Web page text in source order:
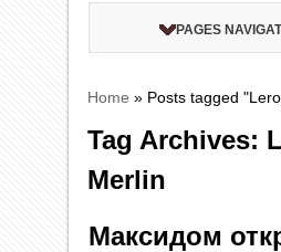
PAGES
Home » Posts tagged
Tag Archives:
Merlin
Максидом